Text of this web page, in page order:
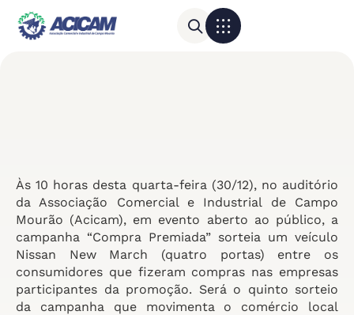
Às 10 horas desta quarta-feira (30/12), no auditório
da Associação Comercial e Industrial de Campo
Mourão (Acicam), em evento aberto ao público, a
campanha “Compra Premiada” sorteia um veículo
Nissan New March (quatro portas) entre os
consumidores que fizeram compras nas empresas
participantes da promoção. Será o quinto sorteio
da campanha que movimenta o comércio local